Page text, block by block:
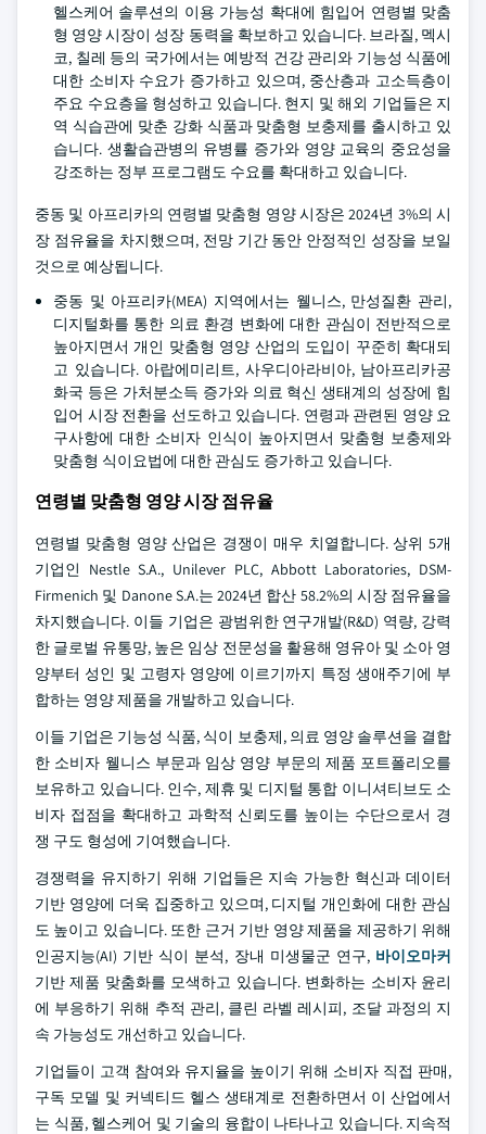
헬스케어 솔루션의 이용 가능성 확대에 힘입어 연령별 맞춤
형 영양 시장이 성장 동력을 확보하고 있습니다. 브라질, 멕시
코, 칠레 등의 국가에서는 예방적 건강 관리와 기능성 식품에
대한 소비자 수요가 증가하고 있으며, 중산층과 고소득층이
주요 수요층을 형성하고 있습니다. 현지 및 해외 기업들은 지
역 식습관에 맞춘 강화 식품과 맞춤형 보충제를 출시하고 있
습니다. 생활습관병의 유병률 증가와 영양 교육의 중요성을
강조하는 정부 프로그램도 수요를 확대하고 있습니다.
중동 및 아프리카의 연령별 맞춤형 영양 시장은 2024년 3%의 시
장 점유율을 차지했으며, 전망 기간 동안 안정적인 성장을 보일
것으로 예상됩니다.
중동 및 아프리카(MEA) 지역에서는 웰니스, 만성질환 관리,
디지털화를 통한 의료 환경 변화에 대한 관심이 전반적으로
높아지면서 개인 맞춤형 영양 산업의 도입이 꾸준히 확대되
고 있습니다. 아랍에미리트, 사우디아라비아, 남아프리카공
화국 등은 가처분소득 증가와 의료 혁신 생태계의 성장에 힘
입어 시장 전환을 선도하고 있습니다. 연령과 관련된 영양 요
구사항에 대한 소비자 인식이 높아지면서 맞춤형 보충제와
맞춤형 식이요법에 대한 관심도 증가하고 있습니다.
연령별 맞춤형 영양 시장 점유율
연령별 맞춤형 영양 산업은 경쟁이 매우 치열합니다. 상위 5개
기업인 Nestle S.A., Unilever PLC, Abbott Laboratories, DSM-
Firmenich 및 Danone S.A.는 2024년 합산 58.2%의 시장 점유율을
차지했습니다. 이들 기업은 광범위한 연구개발(R&D) 역량, 강력
한 글로벌 유통망, 높은 임상 전문성을 활용해 영유아 및 소아 영
양부터 성인 및 고령자 영양에 이르기까지 특정 생애주기에 부
합하는 영양 제품을 개발하고 있습니다.
이들 기업은 기능성 식품, 식이 보충제, 의료 영양 솔루션을 결합
한 소비자 웰니스 부문과 임상 영양 부문의 제품 포트폴리오를
보유하고 있습니다. 인수, 제휴 및 디지털 통합 이니셔티브도 소
비자 접점을 확대하고 과학적 신뢰도를 높이는 수단으로서 경
쟁 구도 형성에 기여했습니다.
경쟁력을 유지하기 위해 기업들은 지속 가능한 혁신과 데이터
기반 영양에 더욱 집중하고 있으며, 디지털 개인화에 대한 관심
도 높이고 있습니다. 또한 근거 기반 영양 제품을 제공하기 위해
인공지능(AI) 기반 식이 분석, 장내 미생물군 연구, 바이오마커
기반 제품 맞춤화를 모색하고 있습니다. 변화하는 소비자 윤리
에 부응하기 위해 추적 관리, 클린 라벨 레시피, 조달 과정의 지
속 가능성도 개선하고 있습니다.
기업들이 고객 참여와 유지율을 높이기 위해 소비자 직접 판매,
구독 모델 및 커넥티드 헬스 생태계로 전환하면서 이 산업에서
는 식품, 헬스케어 및 기술의 융합이 나타나고 있습니다. 지속적